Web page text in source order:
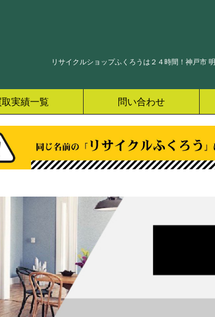
リサイクルショップふくろうは２４時間！神戸市
実績一覧 問い合わせ